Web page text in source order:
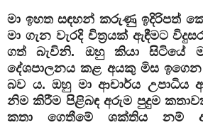
මා ඉහත සඳහන් කරුණු ඉදිරිපත්
මා ගැන වැරදි චිත්‍රයක් ඇඳීමට
ගත් බැවිනි. ඔහු කියා සිටියේ
දේශපාලනය කළ අයකු මිස
බව ය. ඔහු මා ආචාර්ය උපාධිය
නිම කිරීම පිළිබඳ අරුම පුදුම
කතා ගෙතීමේ ශක්තිය නම්